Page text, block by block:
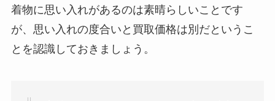
着物に思い入れがあるのは素晴らしいことです
が、思い入れの度合いと買取価格は別だというこ
とを認識しておきましょう。